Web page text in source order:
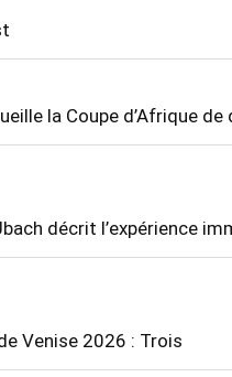
la Coupe d’Afrique de
décrit l’expérience
Venise 2026 : Trois